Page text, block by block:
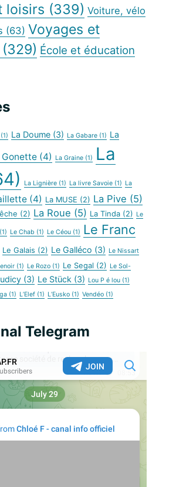
loisirs (339) Voiture, vélo
(63) Voyages et
(329) École et éducation
(1) La Doume (3) La Gabare (1) La
Gonette (4) La Graine (1)
La
La Lignière (1) La livre Savoie (1) La
(4) La MUSE (2) La Pive (5)
(2) La Roue (5) La Tinda (2) Le
(1) Le Chab (1) Le Céou (1)
Le Franc
Le Galais (2) Le Galléco (3) Le Nissart
(1) Le Rozo (1) Le Segal (2) Le Sol-
(3) Le Stück (3) Lou P é lou (1)
(1) L’Elef (1) L’Eusko (1) Vendéo (1)
Telegram